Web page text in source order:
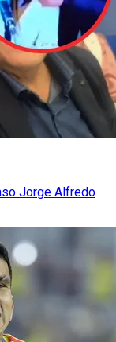
Jorge Alfredo